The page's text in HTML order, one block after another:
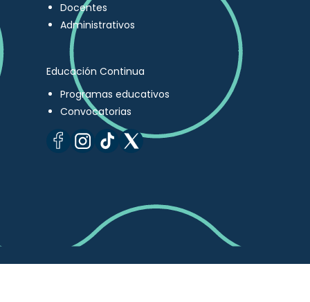
Docentes
Administrativos
Educación Continua
Programas educativos
Convocatorias